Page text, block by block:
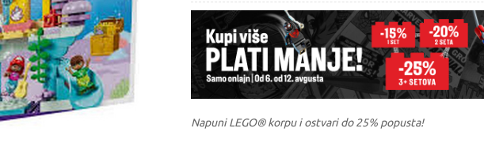
Napuni LEGO® korpu i ostvari do 25% popusta!